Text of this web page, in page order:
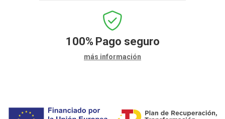
100% Pago seguro
más información